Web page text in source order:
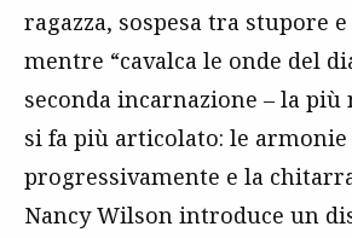
ragazza, sospesa tra stupore
mentre “cavalca le onde del
seconda incarnazione – la
si fa più articolato: le
progressivamente e la
Nancy Wilson introduce un